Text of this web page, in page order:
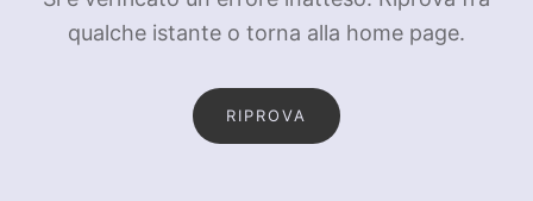
qualche istante o torna alla home page.
RIPROVA